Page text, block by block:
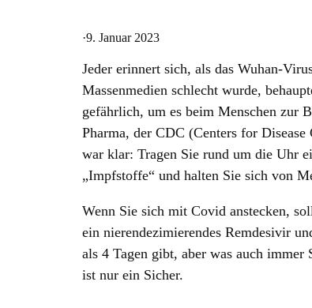
·9. Januar 2023
Jeder erinnert sich, als das Wuhan-
Massenmedien schlecht wurde,
gefährlich, um es beim Menschen zur
Pharma, der CDC (Centers for
war klar: Tragen Sie rund um die Uhr
„Impfstoffe“ und halten Sie sich von
Wenn Sie sich mit Covid anstecken,
ein nierendezimierendes Remdesivir
als 4 Tagen gibt, aber was auch
ist nur ein Sicher.